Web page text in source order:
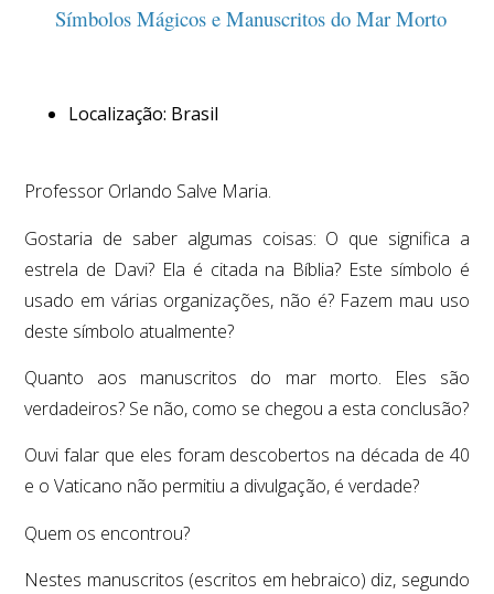
Símbolos Mágicos e Manuscritos do Mar Morto
Localização: Brasil
Professor Orlando Salve Maria.
Gostaria de saber algumas coisas: O que significa a
estrela de Davi? Ela é citada na Bíblia? Este símbolo é
usado em várias organizações, não é? Fazem mau uso
deste símbolo atualmente?
Quanto aos manuscritos do mar morto. Eles são
verdadeiros? Se não, como se chegou a esta conclusão?
Ouvi falar que eles foram descobertos na década de 40
e o Vaticano não permitiu a divulgação, é verdade?
Quem os encontrou?
Nestes manuscritos (escritos em hebraico) diz, segundo